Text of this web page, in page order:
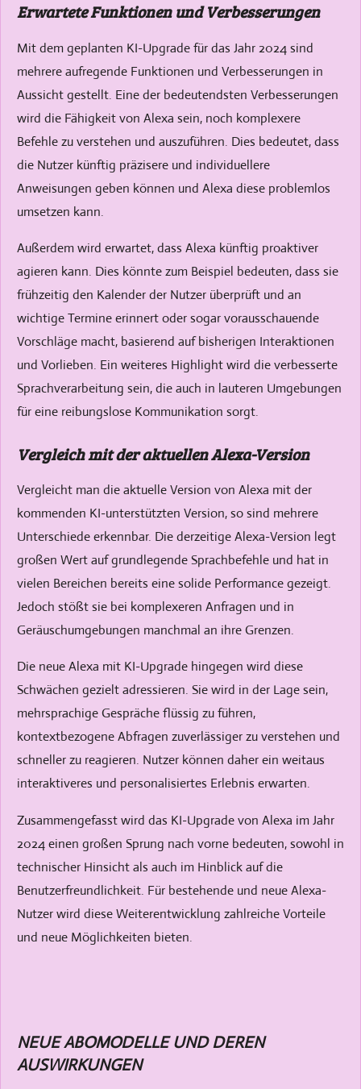
Erwartete Funktionen und Verbesserungen
Mit dem geplanten KI-Upgrade für das Jahr 2024 sind
mehrere aufregende Funktionen und Verbesserungen in
Aussicht gestellt. Eine der bedeutendsten Verbesserungen
wird die Fähigkeit von Alexa sein, noch komplexere
Befehle zu verstehen und auszuführen. Dies bedeutet, dass
die Nutzer künftig präzisere und individuellere
Anweisungen geben können und Alexa diese problemlos
umsetzen kann.
Außerdem wird erwartet, dass Alexa künftig proaktiver
agieren kann. Dies könnte zum Beispiel bedeuten, dass sie
frühzeitig den Kalender der Nutzer überprüft und an
wichtige Termine erinnert oder sogar vorausschauende
Vorschläge macht, basierend auf bisherigen Interaktionen
und Vorlieben. Ein weiteres Highlight wird die verbesserte
Sprachverarbeitung sein, die auch in lauteren Umgebungen
für eine reibungslose Kommunikation sorgt.
Vergleich mit der aktuellen Alexa-Version
Vergleicht man die aktuelle Version von Alexa mit der
kommenden KI-unterstützten Version, so sind mehrere
Unterschiede erkennbar. Die derzeitige Alexa-Version legt
großen Wert auf grundlegende Sprachbefehle und hat in
vielen Bereichen bereits eine solide Performance gezeigt.
Jedoch stößt sie bei komplexeren Anfragen und in
Geräuschumgebungen manchmal an ihre Grenzen.
Die neue Alexa mit KI-Upgrade hingegen wird diese
Schwächen gezielt adressieren. Sie wird in der Lage sein,
mehrsprachige Gespräche flüssig zu führen,
kontextbezogene Abfragen zuverlässiger zu verstehen und
schneller zu reagieren. Nutzer können daher ein weitaus
interaktiveres und personalisiertes Erlebnis erwarten.
Zusammengefasst wird das KI-Upgrade von Alexa im Jahr
2024 einen großen Sprung nach vorne bedeuten, sowohl in
technischer Hinsicht als auch im Hinblick auf die
Benutzerfreundlichkeit. Für bestehende und neue Alexa-
Nutzer wird diese Weiterentwicklung zahlreiche Vorteile
und neue Möglichkeiten bieten.
NEUE ABOMODELLE UND DEREN
AUSWIRKUNGEN